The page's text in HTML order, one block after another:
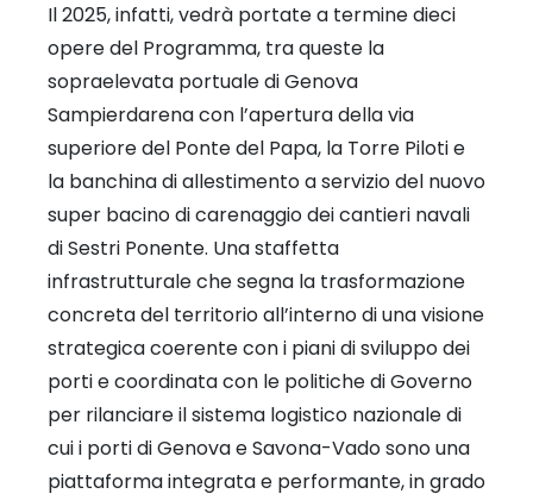
Il 2025, infatti, vedrà portate a termine dieci
opere del Programma, tra queste la
sopraelevata portuale di Genova
Sampierdarena con l’apertura della via
superiore del Ponte del Papa, la Torre Piloti e
la banchina di allestimento a servizio del nuovo
super bacino di carenaggio dei cantieri navali
di Sestri Ponente. Una staffetta
infrastrutturale che segna la trasformazione
concreta del territorio all’interno di una visione
strategica coerente con i piani di sviluppo dei
porti e coordinata con le politiche di Governo
per rilanciare il sistema logistico nazionale di
cui i porti di Genova e Savona-Vado sono una
piattaforma integrata e performante, in grado